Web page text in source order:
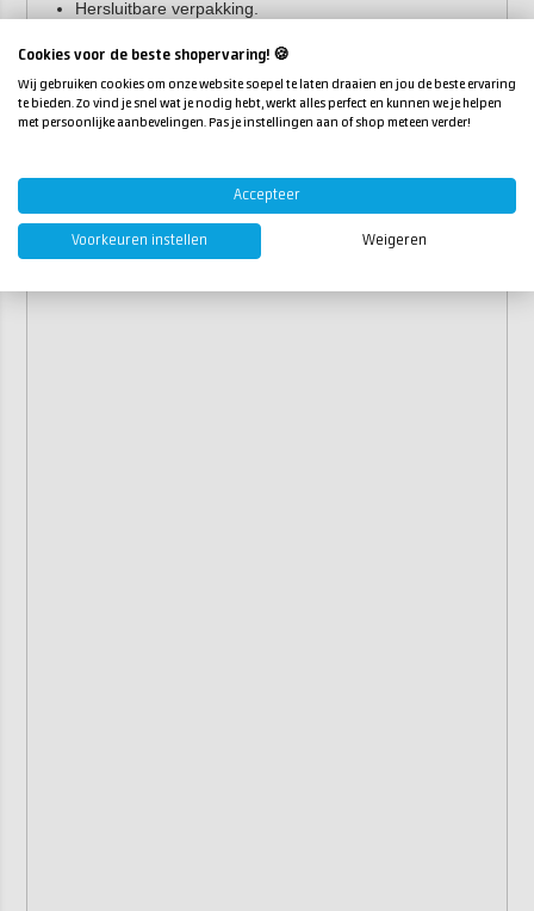
Hersluitbare verpakking.
en schilderijen.
Eigenschappen
Kleuren:
Groen
Kobaltblauw (donker)
Cookies voor de beste shopervaring! 🍪
Wij gebruiken cookies om onze website soepel te laten draaien en jou de beste ervaring
te bieden. Zo vind je snel wat je nodig hebt, werkt alles perfect en kunnen we je helpen
met persoonlijke aanbevelingen. Pas je instellingen aan of shop meteen verder!
Accepteer
Voorkeuren instellen Weigeren